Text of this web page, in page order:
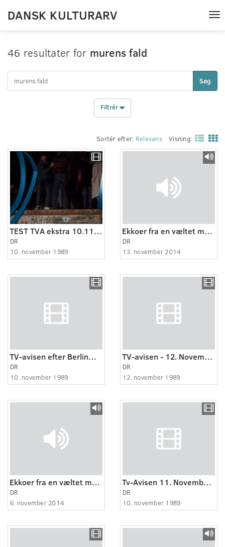
DANSK KULTURARV
46 resultater for murens fald
Søg
Filtrér
Sortér efter: Relevans Visning:
TEST TVA ekstra 10.11.1989 - Berlinmurens fald
DR
10. november 1989
Ekkoer fra en væltet mur 2
DR
13. november 2014
TV-avisen efter Berlinmurens fald
DR
10. november 1989
TV-avisen - 12. November 1989
DR
12. november 1989
Ekkoer fra en væltet mur 1
DR
6. november 2014
Tv-Avisen 11. November 1989
DR
10. november 1989